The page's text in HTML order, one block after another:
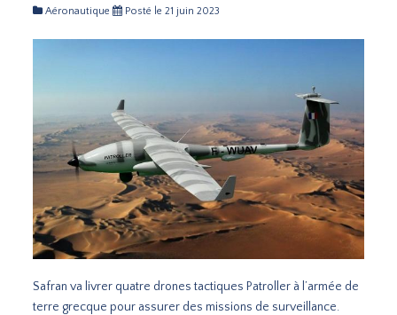
Aéronautique Posté le 21 juin 2023
Safran va livrer quatre drones tactiques Patroller à l’armée de
terre grecque pour assurer des missions de surveillance.